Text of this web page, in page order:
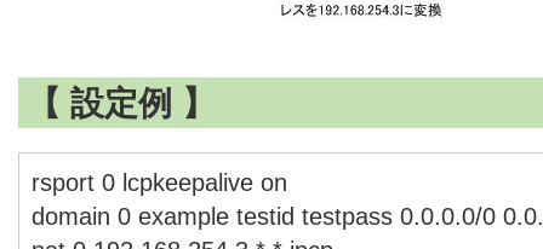
【 設定例 】
rsport 0 lcpkeepalive on
domain 0 example testid testpass 0.0.0.0/0